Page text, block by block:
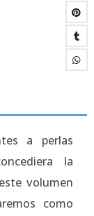
a perlas
la
volumen
como